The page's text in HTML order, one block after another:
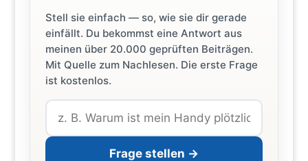
Stell sie einfach — so, wie sie dir gerade
einfällt. Du bekommst eine Antwort aus
meinen über 20.000 geprüften Beiträgen.
Mit Quelle zum Nachlesen. Die erste Frage
ist kostenlos.
Frage stellen →